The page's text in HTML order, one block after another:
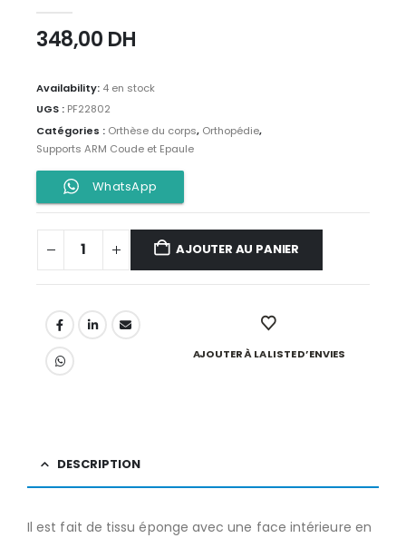
348,00 DH
Availability: 4 en stock
UGS : PF22802
Catégories : Orthèse du corps, Orthopédie,
Supports ARM Coude et Epaule
WhatsApp
AJOUTER AU PANIER
AJOUTER À LA LISTE D’ENVIES
DESCRIPTION
Il est fait de tissu éponge avec une face intérieure en